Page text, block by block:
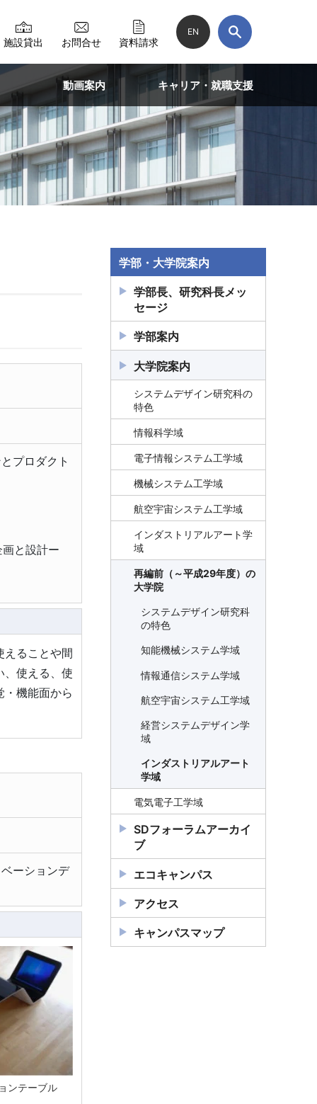
施設貸出 お問合せ 資料請求
EN
動画案内 キャリア・就職支援
プロダクト
と設計ー
えることや間
、使える、使
機能面から
ーションデ
ンテーブル
学部・大学院案内
学部長、研究科長メッ
セージ
学部案内
システムデザイン学部の特
色
情報科学科
教員一覧
オリジナルホームページ
学科案内PDF( 15.4MB)
電気電子工学科
教員一覧
オリジナルホームページ
機械システム工学科
教員一覧
オリジナルホームページ
航空宇宙システム工学科
教員一覧
オリジナルホームページ
インダストリアルアート学
科
教員一覧
オリジナルホームページ
電子情報システム工学科
教員一覧
オリジナルホームページ
再編前（～平成29年度）の
学部
システムデザイン学部の
特色
知能機械システムコース
情報通信システムコース
航空宇宙システム工学コ
ース
経営システムデザインコ
ース
インダストリアルアート
コース
大学院案内
システムデザイン研究科の
特色
情報科学域
教員一覧
オリジナルホームページ
電子情報システム工学域
教員一覧
オリジナルホームページ
機械システム工学域
教員一覧
オリジナルホームページ
航空宇宙システム工学域
教員一覧
オリジナルホームページ
インダストリアルアート学
域
教員一覧
再編前（～平成29年度）の
大学院
システムデザイン研究科
の特色
知能機械システム学域
情報通信システム学域
航空宇宙システム工学域
経営システムデザイン学
域
インダストリアルアート
学域
電気電子工学域
オリジナルホームページ
SDフォーラムアーカイ
ブ
エコキャンパス
アクセス
キャンパスマップ